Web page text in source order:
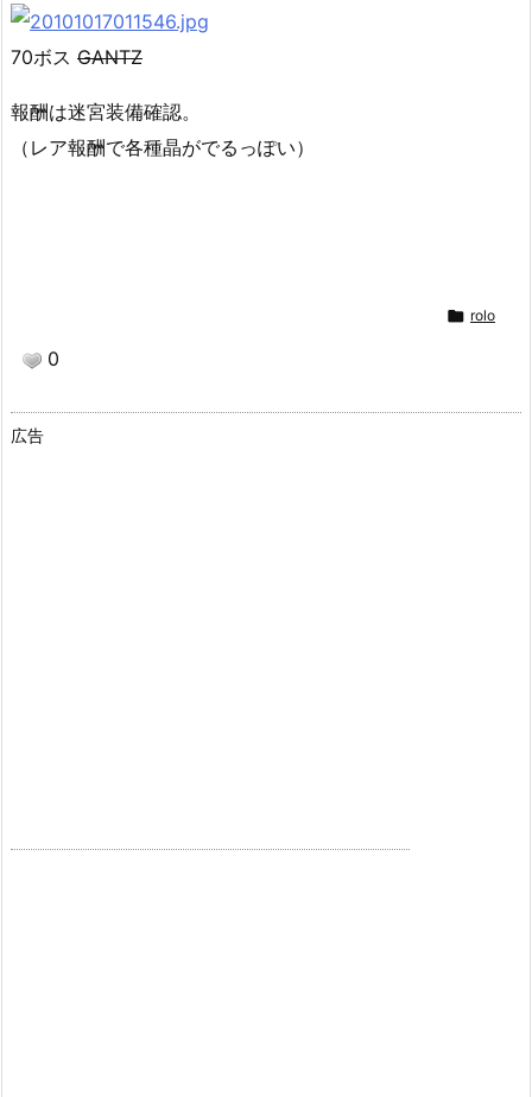
70ボス GANTZ
報酬は迷宮装備確認。
（レア報酬で各種晶がでるっぽい）
 rolo
0
広告